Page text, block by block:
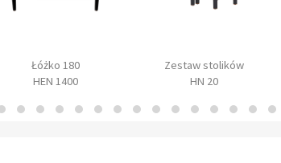
Łóżko 180
HEN 1400
Zestaw stolików
HN 20